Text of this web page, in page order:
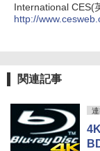
International CES(
http://
関連記事